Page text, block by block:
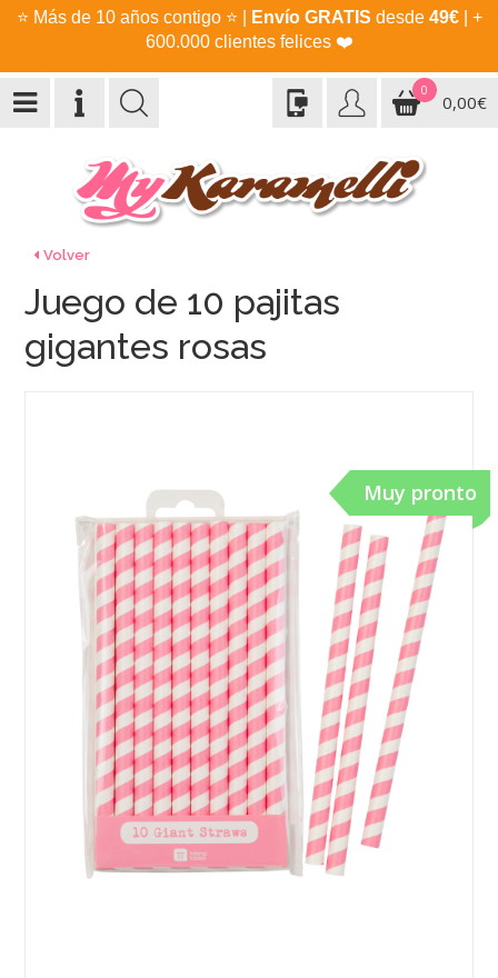
⭐ Más de 10 años contigo ⭐ Envío GRATIS desde 49€| +
600.000 clientes felices ❤️
0
0,00€
Volver
Muy pronto
Juego de 10 pajitas
gigantes rosas